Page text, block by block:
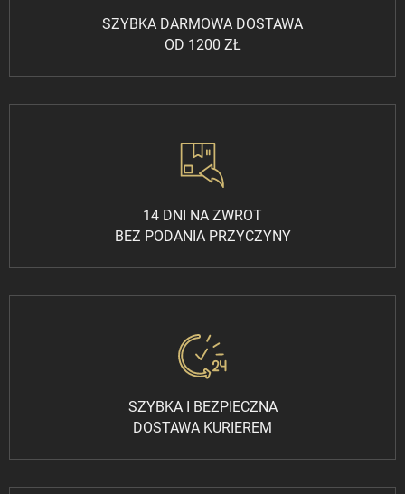
SZYBKA DARMOWA DOSTAWA
OD 1200 ZŁ
14 DNI NA ZWROT
BEZ PODANIA PRZYCZYNY
SZYBKA I BEZPIECZNA
DOSTAWA KURIEREM